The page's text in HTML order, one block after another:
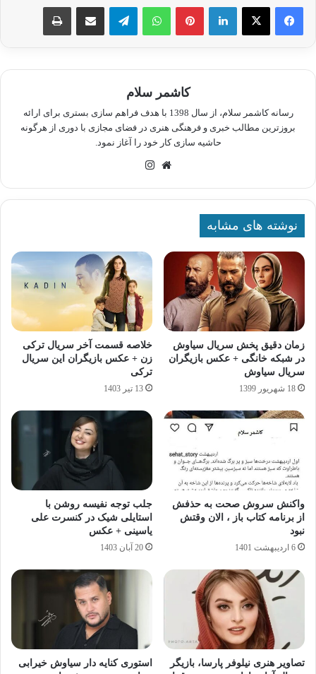
لینکدین پینترستواتس آپ تلگرام اشتراک گذاری از طریق ایمیل چاپ
کاشمر سلام
رسانه کاشمر سلام، از سال 1398 با هدف فراهم سازی بستری برای ارائه
بروزترین مطالب خبری و فرهنگی هنری در فضای مجازی با دوری از هرگونه
حاشیه سازی کار خود را آغاز نمود.
وبسایت
نوشته های مشابه
زمان دقیق پخش سریال سیاوش
در شبکه خانگی + عکس بازیگران
سریال سیاوش
18 شهریور 1399
خلاصه قسمت آخر سریال ترکی
زن + عکس بازیگران این سریال
ترکی
13 تیر 1403
واکنش سروش صحت به حذفش
از برنامه کتاب باز ، الان وقتش
نبود
6 اردیبهشت 1401
جلب توجه نفیسه روشن با
استایلی شیک در کنسرت علی
یاسینی + عکس
20 آبان 1403
تصاویر هنری نیلوفر پارسا، بازیگر
استوری کنایه دار سیاوش خیرابی